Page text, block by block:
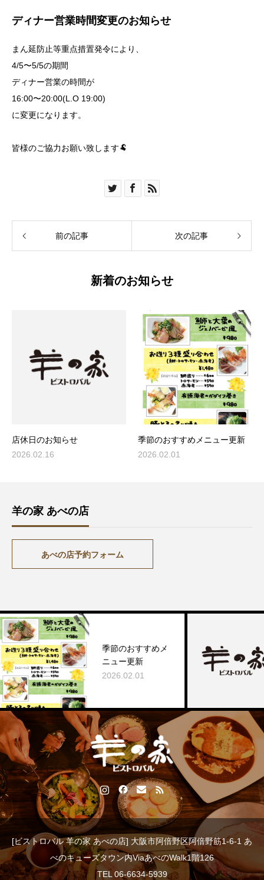
ディナー営業時間変更のお知らせ
まん延防止等重点措置発令により、
4/5〜5/5の期間
ディナー営業の時間が
16:00〜20:00(L.O 19:00)
に変更になります。
皆様のご協力お願い致します🐏
前の記事 次の記事
新着のお知らせ
店休日のお知らせ
2026.02.16
季節のおすすめメニュー更新
2026.02.01
羊の家 あべの店
あべの店予約フォーム
季節のおすすめメ
ニュー更新
2026.02.01
[ビストロバル 羊の家 あべの店] 大阪市阿倍野区阿倍野筋1-6-1 あ
べのキューズタウン内ViaあべのWalk1階126
TEL 06-6634-5939